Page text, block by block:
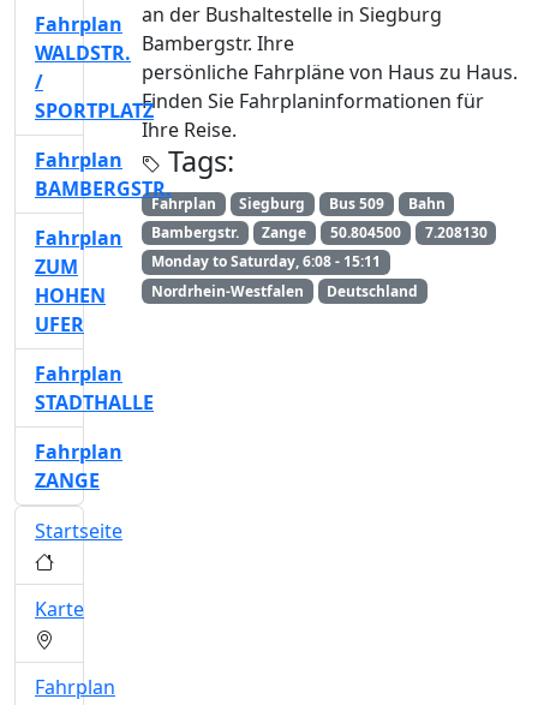
an der Bushaltestelle in Siegburg
Bambergstr. Ihre
persönliche Fahrpläne von Haus zu Haus.
Finden Sie Fahrplaninformationen für
Ihre Reise.
Tags:
Fahrplan Siegburg Bus 509
Bahn
Bambergstr.
Zange 50.804500
7.208130
Monday to Saturday, 6:08 - 15:11
Nordrhein-Westfalen
Deutschland
Fahrplan
WALDSTR.
/
SPORTPLATZ
Fahrplan
BAMBERGSTR.
Fahrplan
ZUM
HOHEN
UFER
Fahrplan
STADTHALLE
Fahrplan
ZANGE
Startseite
Karte
Fahrplan